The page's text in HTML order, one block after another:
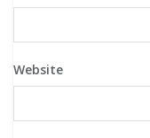
Website